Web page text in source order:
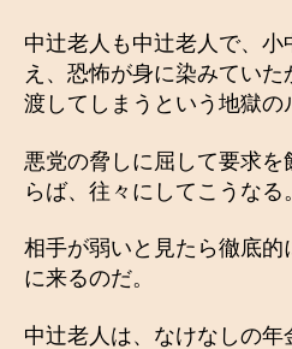
中辻老人も中辻老人で、小
え、恐怖が身に染みてい
渡してしまうという地獄の
悪党の脅しに屈して要求
らば、往々にしてこうなる。
相手が弱いと見たら徹底的
に来るのだ。
中辻老人は、なけなしの